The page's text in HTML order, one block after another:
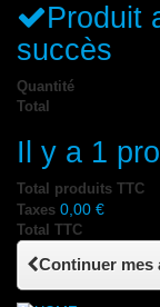
Produit
succès
Quantité
Total
Il y a 1
Total produits TTC
Taxes 0,00 €
Total TTC
Continuer mes